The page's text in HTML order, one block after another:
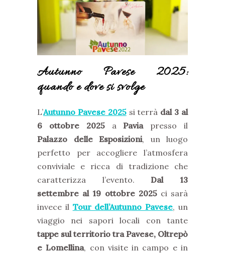
Autunno Pavese 2025:
quando e dove si svolge
L’Autunno Pavese 2025si terrà dal 3 al
6 ottobre 2025a Paviapresso il
Palazzo delle Esposizioni, un luogo
perfetto per accogliere l’atmosfera
conviviale e ricca di tradizione che
caratterizza l’evento. Dal 13
settembre al 19 ottobre 2025ci sarà
invece il Tour dell’Autunno Pavese, un
viaggio nei sapori locali con tante
tappe sul territorio tra Pavese, Oltrepò
e Lomellina, con visite in campo e in